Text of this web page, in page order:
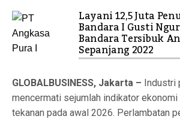
Layani 12,5 Juta
Bandara I Gusti
Bandara Tersibuk
Sepanjang 2022
GLOBALBUSINESS, Jakarta – Industri
mencermati sejumlah indikator ekonomi
tekanan pada awal 2026. Perlambatan